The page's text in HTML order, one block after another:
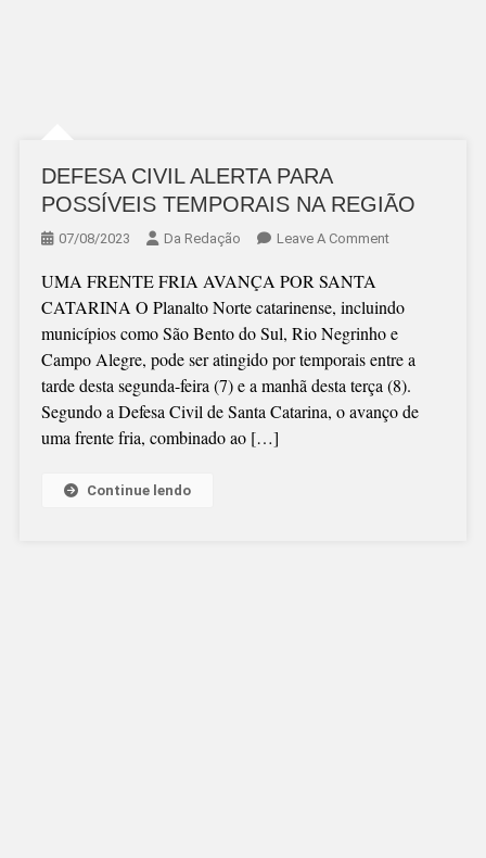
DEFESA CIVIL ALERTA PARA
POSSÍVEIS TEMPORAIS NA REGIÃO
07/08/2023 Da Redação Leave A CommentOn
ALERTA
PARA
POSSÍVEIS
TEMPORAIS
NA
UMA FRENTE FRIA AVANÇA POR SANTA
CATARINA O Planalto Norte catarinense, incluindo
municípios como São Bento do Sul, Rio Negrinho e
Campo Alegre, pode ser atingido por temporais entre a
tarde desta segunda-feira (7) e a manhã desta terça (8).
Segundo a Defesa Civil de Santa Catarina, o avanço de
uma frente fria, combinado ao […]
Continue lendo